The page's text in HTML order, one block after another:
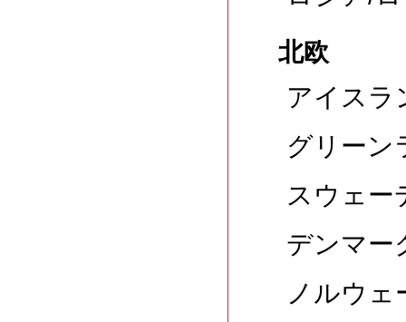
北欧
アイスラ
グリーン
スウェー
デンマー
ノルウ